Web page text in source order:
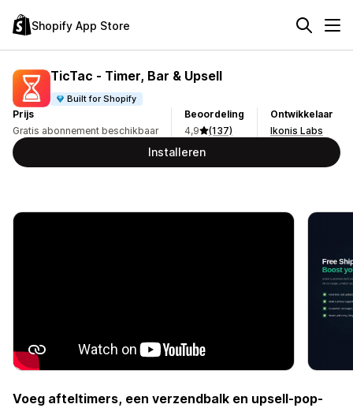
Shopify App Store
TicTac ‑ Timer, Bar & Upsell
Built for Shopify
Prijs
Gratis abonnement beschikbaar
Beoordeling
4,9
(137)
Ontwikkelaar
Ikonis Labs
Installeren
Voeg afteltimers, een verzendbalk en upsell-pop-